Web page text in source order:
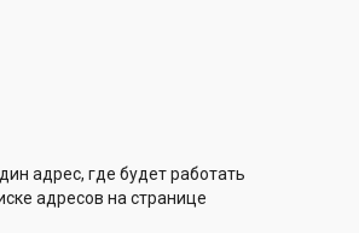
адрес, где будет работать
адресов на странице